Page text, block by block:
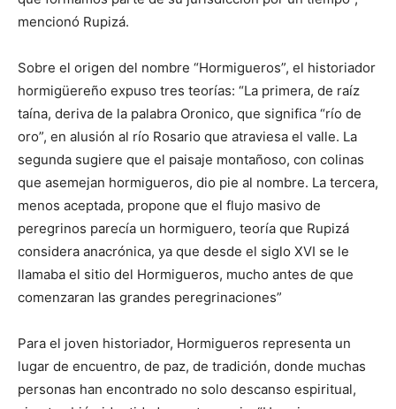
mencionó Rupizá.
Sobre el origen del nombre “Hormigueros”, el historiador
hormigüereño expuso tres teorías: “La primera, de raíz
taína, deriva de la palabra Oronico, que significa “río de
oro”, en alusión al río Rosario que atraviesa el valle. La
segunda sugiere que el paisaje montañoso, con colinas
que asemejan hormigueros, dio pie al nombre. La tercera,
menos aceptada, propone que el flujo masivo de
peregrinos parecía un hormiguero, teoría que Rupizá
considera anacrónica, ya que desde el siglo XVI se le
llamaba el sitio del Hormigueros, mucho antes de que
comenzaran las grandes peregrinaciones”
Para el joven historiador, Hormigueros representa un
lugar de encuentro, de paz, de tradición, donde muchas
personas han encontrado no solo descanso espiritual,